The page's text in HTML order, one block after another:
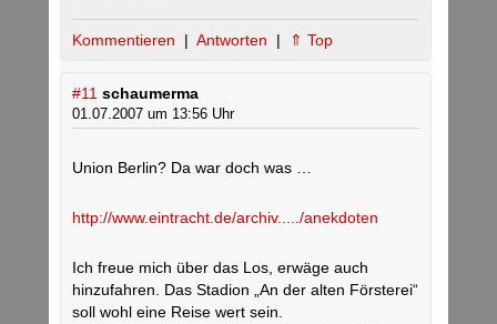
Kommentieren | Antworten | ⇑ Top
#11 schaumerma
01.07.2007 um 13:56 Uhr
Union Berlin? Da war doch was …
http://www.eintracht.de/archiv...../anekdoten
Ich freue mich über das Los, erwäge auch
hinzufahren. Das Stadion „An der alten Försterei“
soll wohl eine Reise wert sein.